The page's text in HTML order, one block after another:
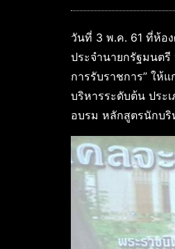
วันที่ 3 พ.ค. 61 ที่ห้อ
ประจำนายกรัฐมนตรี
การรับราชการ” ให้
บริหารระดับต้น ประ
อบรม หลักสูตรนักบริ